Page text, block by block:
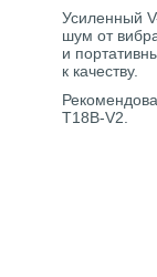
Усиленный
шум от
и
к качеству.
T18B-V2.